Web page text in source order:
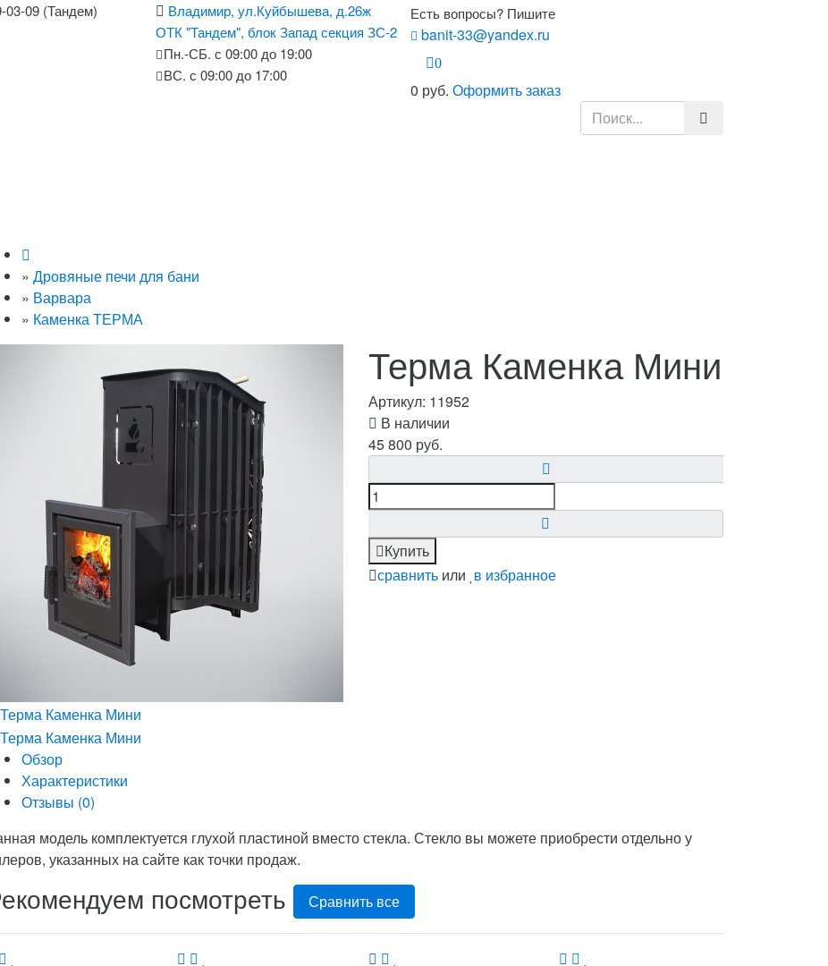
03-09 (Тандем)
Владимир, ул.Куйбышева, д.26ж
ОТК "Тандем", блок Запад секция ЗС-2
Пн.-СБ. с 09:00 до 19:00
ВС. с 09:00 до 17:00
Есть вопросы? Пишите
banit-33@yandex.ru
0
0 руб. Оформить заказ
» Дровяные печи для бани
» Варвара
» Каменка ТЕРМА
Терма Каменка Мини
Артикул: 11952
В наличии
45 800 руб.
Купить
сравнить или в избранное
Обзор
Характеристики
Отзывы (0)
модель комплектуется глухой пластиной вместо стекла. Стекло вы можете приобрести отдельно у
указанных на сайте как точки продаж.
посмотреть Сравнить все